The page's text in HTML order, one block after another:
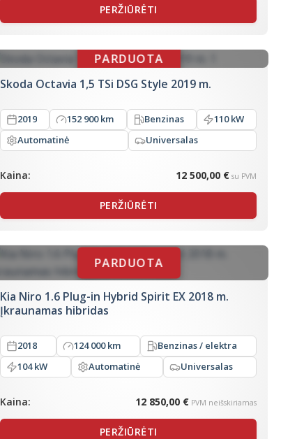
PERŽIŪRĖTI
Skoda Octavia 1,5 TSi DSG Style 2019 m.
2019 152 900 km Benzinas
110 kW
Automatinė
Universalas
Kaina: 12 500,00 € su PVM
PERŽIŪRĖTI
Kia Niro 1.6 Plug-in Hybrid Spirit EX 2018 m.
Įkraunamas hibridas
2018 124 000 km
Benzinas / elektra
104 kW
Automatinė Universalas
Kaina: 12 850,00 € PVM neišskiriamas
PERŽIŪRĖTI